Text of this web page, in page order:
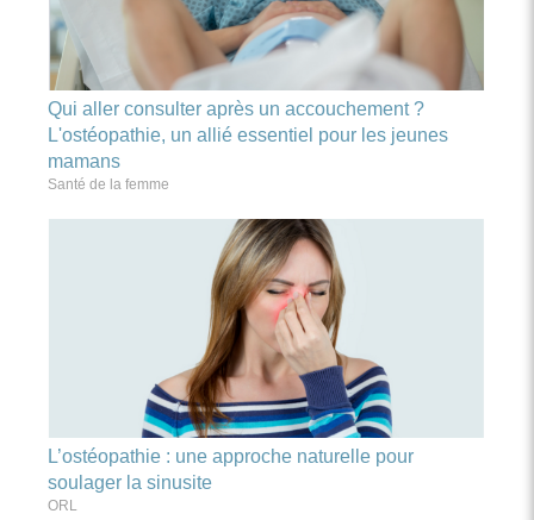
Qui aller consulter après un accouchement ?
L'ostéopathie, un allié essentiel pour les jeunes
mamans
Santé de la femme
L’ostéopathie : une approche naturelle pour
soulager la sinusite
ORL